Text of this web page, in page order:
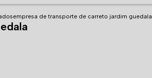
empresa de transporte de carreto jardim guedala